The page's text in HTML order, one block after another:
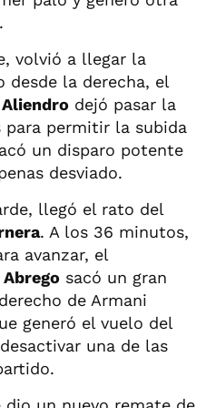
volvió a llegar la
desde la derecha, el
dejó pasar la
para permitir la subida
un disparo potente
desviado.
llegó el rato del
. A los 36 minutos,
avanzar, el
sacó un gran
de Armani
generó el vuelo del
una de las